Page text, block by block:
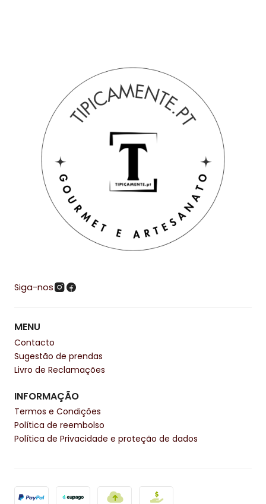
Siga-nos
MENU
Contacto
Sugestão de prendas
Livro de Reclamações
INFORMAÇÃO
Termos e Condições
Política de reembolso
Política de Privacidade e proteção de dados